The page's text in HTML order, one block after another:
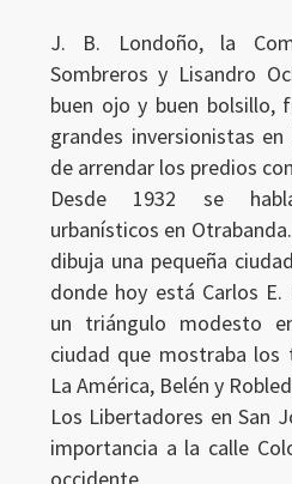
J. B. Londoño, la
Sombreros y Lisandro
buen ojo y buen bolsillo,
grandes inversionistas
de arrendar los predios
Desde 1932 se
urbanísticos en
dibuja una pequeña
donde hoy está Carlos E.
un triángulo modesto
ciudad que mostraba los
La América, Belén y
Los Libertadores en San
importancia a la calle